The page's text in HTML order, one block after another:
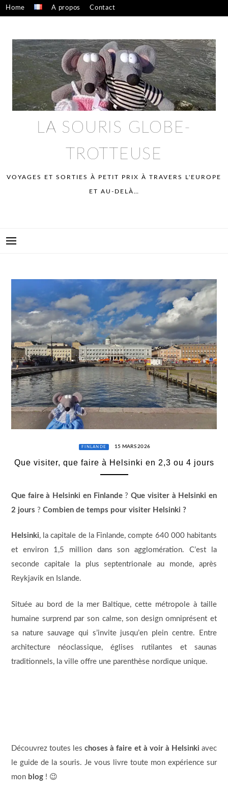
Skip
to
Home A propos Contact
LA SOURIS GLOBE-
TROTTEUSE
VOYAGES ET SORTIES À PETIT PRIX À TRAVERS L'EUROPE
ET AU-DELÀ…
FINLANDE 15 MARS 2026
Que visiter, que faire à Helsinki en 2,3 ou 4 jours
Que faire à Helsinki en Finlande?Que visiter à Helsinki en
2 jours ? Combien de temps pour visiter Helsinki ?
Helsinki, la capitale de la Finlande, compte 640 000 habitants
et environ 1,5 million dans son agglomération. C’est la
seconde capitale la plus septentrionale au monde, après
Reykjavik en Islande.
Située au bord de la mer Baltique, cette métropole à taille
humaine surprend par son calme, son design omniprésent et
sa nature sauvage qui s’invite jusqu’en plein centre. Entre
architecture néoclassique, églises rutilantes et saunas
traditionnels, la ville offre une parenthèse nordique unique.
Découvrez toutes leschoses à faire et à voir à Helsinki avec
le guide de la souris. Je vous livre toute mon expérience sur
mon blog! 😉